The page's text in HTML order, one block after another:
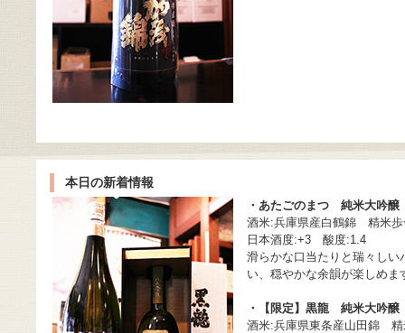
本日の新着情報
・あたごのまつ 純米大吟
酒米:兵庫県産白鶴錦 精米歩
日本酒度:+3 酸度:1.4
滑らかな口当たりと瑞々し
い、穏やかな余韻が楽しめま
・【限定】黒龍 純米大吟醸
酒米:兵庫県東条産山田錦 精